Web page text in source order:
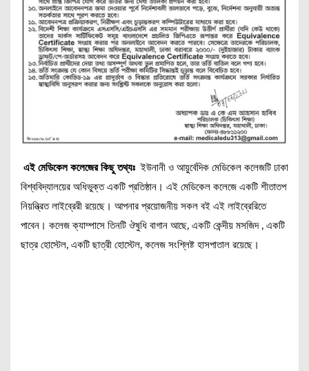
এই মেডিকেল কলেজের কিছু তথ্যঃ ইউনানী ও আয়ুর্বেদিক মেডিকেল কলেজটি ঢাকা
বিশ্ববিদ্যালয়ের অধিভুক্ত একটি প্রতিষ্ঠান। এই মেডিকেল কলেজে একটি শীতাতপ
নিয়ন্ত্রিত লাইব্রেরী রয়েছে। আপনার প্রয়োজনীয় সকল বই এই লাইব্রেরিতে
পাবেন। কলেজ ক্যাম্পাসে তিনটি ঔষুধি বাগান আছে, একটি কেন্দীয় মসজিদ , একটি
ছাত্র হোস্টেল, একটি ছাত্রী হোস্টেল, কলেজ সংশ্লিষ্ট হাসপাতাল রয়েছে।